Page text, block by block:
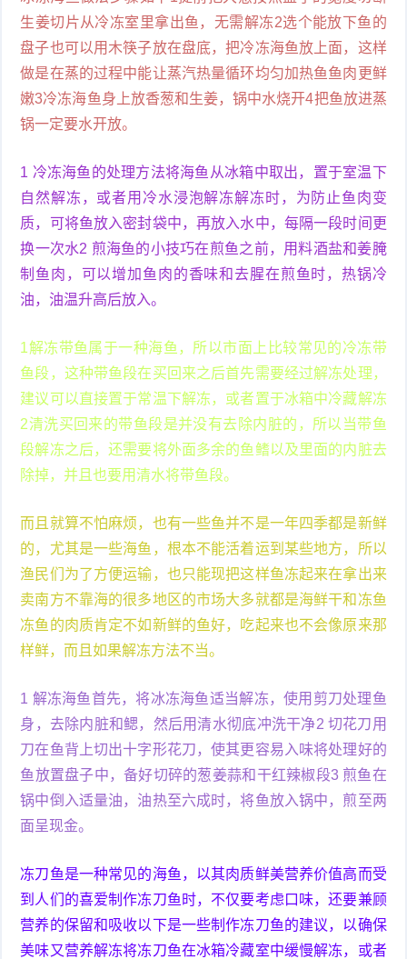
生姜切片从冷冻室里拿出鱼，无需解冻2选个能放下鱼的
盘子也可以用木筷子放在盘底，把冷冻海鱼放上面，这样
做是在蒸的过程中能让蒸汽热量循环均匀加热鱼鱼肉更鲜
嫩3冷冻海鱼身上放香葱和生姜，锅中水烧开4把鱼放进蒸
锅一定要水开放。
1 冷冻海鱼的处理方法将海鱼从冰箱中取出，置于室温下
自然解冻，或者用冷水浸泡解冻解冻时，为防止鱼肉变
质，可将鱼放入密封袋中，再放入水中，每隔一段时间更
换一次水2 煎海鱼的小技巧在煎鱼之前，用料酒盐和姜腌
制鱼肉，可以增加鱼肉的香味和去腥在煎鱼时，热锅冷
油，油温升高后放入。
1解冻带鱼属于一种海鱼，所以市面上比较常见的冷冻带
鱼段，这种带鱼段在买回来之后首先需要经过解冻处理，
建议可以直接置于常温下解冻，或者置于冰箱中冷藏解冻
2清洗买回来的带鱼段是并没有去除内脏的，所以当带鱼
段解冻之后，还需要将外面多余的鱼鳍以及里面的内脏去
除掉，并且也要用清水将带鱼段。
而且就算不怕麻烦，也有一些鱼并不是一年四季都是新鲜
的，尤其是一些海鱼，根本不能活着运到某些地方，所以
渔民们为了方便运输，也只能现把这样鱼冻起来在拿出来
卖南方不靠海的很多地区的市场大多就都是海鲜干和冻鱼
冻鱼的肉质肯定不如新鲜的鱼好，吃起来也不会像原来那
样鲜，而且如果解冻方法不当。
1 解冻海鱼首先，将冰冻海鱼适当解冻，使用剪刀处理鱼
身，去除内脏和鳃，然后用清水彻底冲洗干净2 切花刀用
刀在鱼背上切出十字形花刀，使其更容易入味将处理好的
鱼放置盘子中，备好切碎的葱姜蒜和干红辣椒段3 煎鱼在
锅中倒入适量油，油热至六成时，将鱼放入锅中，煎至两
面呈现金。
冻刀鱼是一种常见的海鱼，以其肉质鲜美营养价值高而受
到人们的喜爱制作冻刀鱼时，不仅要考虑口味，还要兼顾
营养的保留和吸收以下是一些制作冻刀鱼的建议，以确保
美味又营养解冻将冻刀鱼在冰箱冷藏室中缓慢解冻，或者